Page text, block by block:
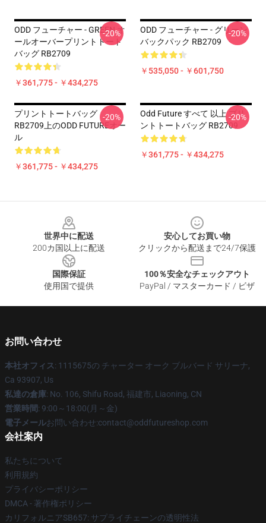
ODD フューチャー - GREEN オ
ールオーバープリントトート
バッグ RB2709
￥361,775 - ￥434,275
-20%
ODD フューチャー - グリーン
バックパック RB2709
￥535,050 - ￥601,750
-20%
プリントトートバッグ
RB2709上のODD FUTUREオー
ル
￥361,775 - ￥434,275
-20%
Odd Future すべて 以上 プリ
ントトートバッグ RB2709
￥361,775 - ￥434,275
-20%
世界中に配送
200カ国以上に配送
安心してお買い物
クリックから配送まで24/7保護
国際保証
使用国で提供
100％安全なチェックアウト
PayPal / マスターカード / ビザ
お問い合わせ
本社オフィス: 1115675の チャーター オーク ブルバード サリーナ,
Ca 93907, Us
私達の倉庫: No. 106, Shifu Road, 福建市, Liaoning, CN
営業時間: 9:00～18:00(月～金)
電子メールお問い合わせ:contact@oddfutureshop.com
会社案内
私たちについて
利用規約
プライバシーポリシー
DMCA - 著作権ポリシー
カリフォルニアSB657: サプライチェーンの透明性法